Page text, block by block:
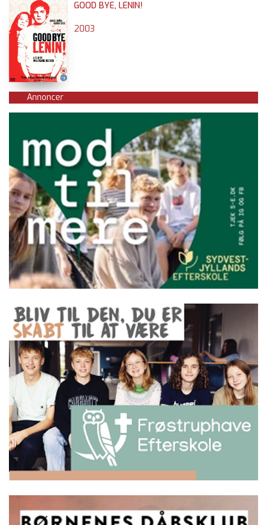
GOOD BYE, LENIN!
2003
Annoncer